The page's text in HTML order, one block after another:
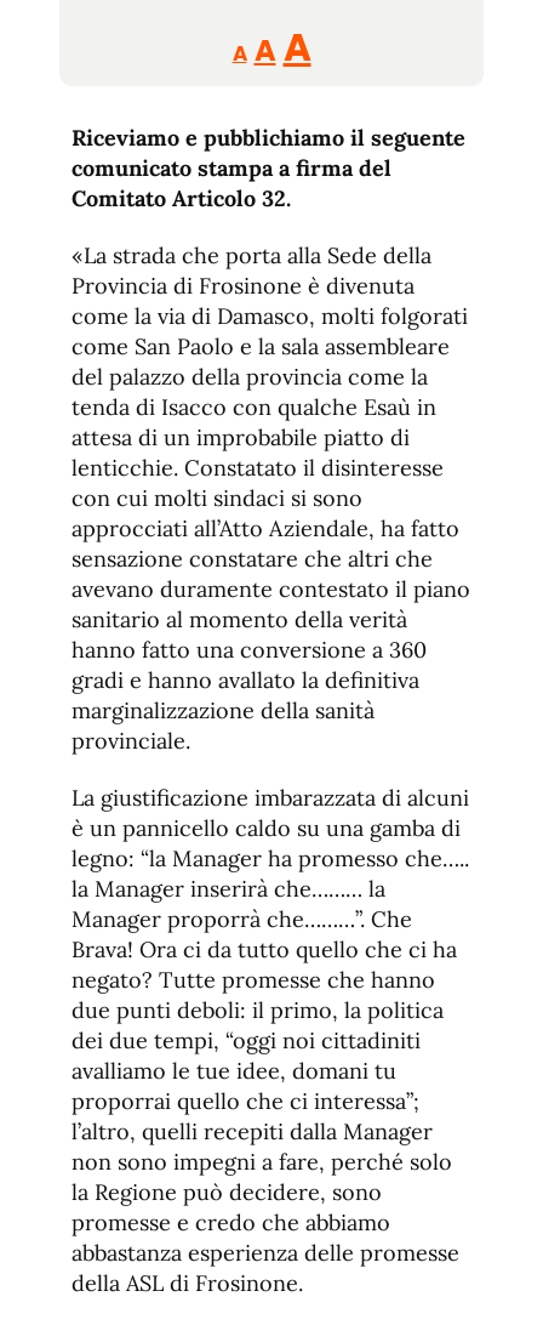
A
Reducir
tamaño
A Restablecer
de
fuente
AAumentar
de
Riceviamo e pubblichiamo il seguente
comunicato stampa a firma del
Comitato Articolo 32.
«La strada che porta alla Sede della
Provincia di Frosinone è divenuta
come la via di Damasco, molti folgorati
come San Paolo e la sala assembleare
del palazzo della provincia come la
tenda di Isacco con qualche Esaù in
attesa di un improbabile piatto di
lenticchie. Constatato il disinteresse
con cui molti sindaci si sono
approcciati all’Atto Aziendale, ha fatto
sensazione constatare che altri che
avevano duramente contestato il piano
sanitario al momento della verità
hanno fatto una conversione a 360
gradi e hanno avallato la definitiva
marginalizzazione della sanità
provinciale.
La giustificazione imbarazzata di alcuni
è un pannicello caldo su una gamba di
legno: “la Manager ha promesso che…..
la Manager inserirà che……… la
Manager proporrà che………”. Che
Brava! Ora ci da tutto quello che ci ha
negato? Tutte promesse che hanno
due punti deboli: il primo, la politica
dei due tempi, “oggi noi cittadiniti
avalliamo le tue idee, domani tu
proporrai quello che ci interessa”;
l’altro, quelli recepiti dalla Manager
non sono impegni a fare, perché solo
la Regione può decidere, sono
promesse e credo che abbiamo
abbastanza esperienza delle promesse
della ASL di Frosinone.